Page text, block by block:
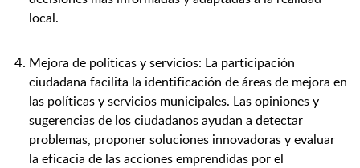
local.
Mejora de políticas y servicios: La participación
ciudadana facilita la identificación de áreas de mejora en
las políticas y servicios municipales. Las opiniones y
sugerencias de los ciudadanos ayudan a detectar
problemas, proponer soluciones innovadoras y evaluar
la eficacia de las acciones emprendidas por el